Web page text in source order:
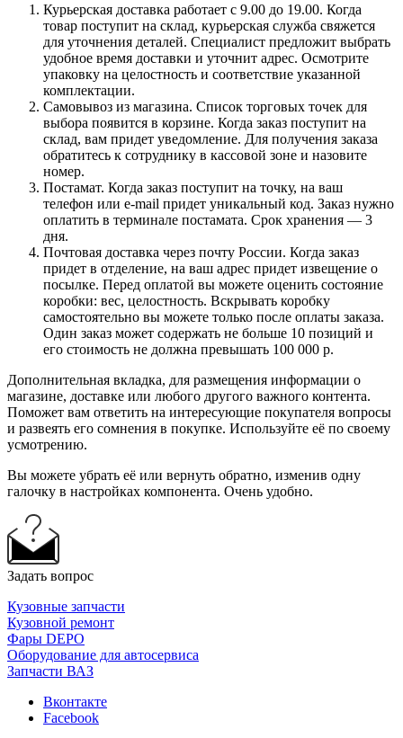
Курьерская доставка работает с 9.00 до 19.00. Когда
товар поступит на склад, курьерская служба свяжется
для уточнения деталей. Специалист предложит выбрать
удобное время доставки и уточнит адрес. Осмотрите
упаковку на целостность и соответствие указанной
комплектации.
Самовывоз из магазина. Список торговых точек для
выбора появится в корзине. Когда заказ поступит на
склад, вам придет уведомление. Для получения заказа
обратитесь к сотруднику в кассовой зоне и назовите
номер.
Постамат. Когда заказ поступит на точку, на ваш
телефон или e-mail придет уникальный код. Заказ нужно
оплатить в терминале постамата. Срок хранения — 3
дня.
Почтовая доставка через почту России. Когда заказ
придет в отделение, на ваш адрес придет извещение о
посылке. Перед оплатой вы можете оценить состояние
коробки: вес, целостность. Вскрывать коробку
самостоятельно вы можете только после оплаты заказа.
Один заказ может содержать не больше 10 позиций и
его стоимость не должна превышать 100 000 р.
Дополнительная вкладка, для размещения информации о
магазине, доставке или любого другого важного контента.
Поможет вам ответить на интересующие покупателя вопросы
и развеять его сомнения в покупке. Используйте её по своему
усмотрению.
Вы можете убрать её или вернуть обратно, изменив одну
галочку в настройках компонента. Очень удобно.
Задать вопрос
Кузовные запчасти
Кузовной ремонт
Фары DEPO
Оборудование для автосервиса
Запчасти ВАЗ
Вконтакте
Facebook